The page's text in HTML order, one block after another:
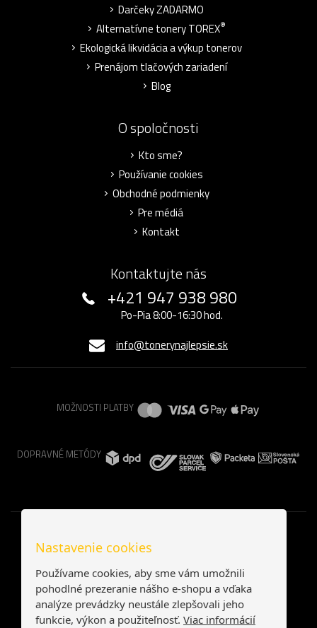
Darčeky ZADARMO
Alternatívne tonery TOREX®
Ekologická likvidácia a výkup tonerov
Prenájom tlačových zariadení
Blog
O spoločnosti
Kto sme?
Používanie cookies
Obchodné podmienky
Pre médiá
Kontakt
Kontaktujte nás
+421 947 938 980
Po-Pia 8:00-16:30 hod.
info@tonerynajlepsie.sk
MOŽNOSTI PLATBY
DOPRAVNÉ METÓDY
Nastavenie cookies
Používame cookies, aby sme vám umožnili
pohodlné prezeranie nášho e-shopu a vďaka
analýze prevádzky neustále zlepšovali jeho
funkcie, výkon a použiteľnosť. Viac informácií